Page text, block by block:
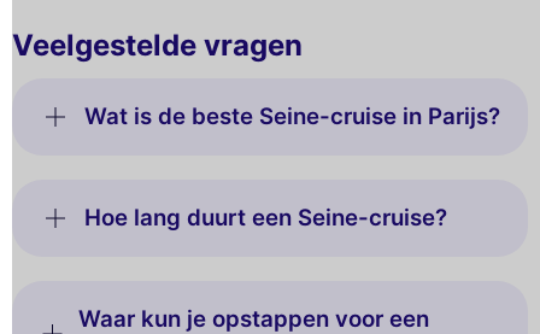
Veelgestelde vragen
Wat is de beste Seine-cruise in Parijs?
Hoe lang duurt een Seine-cruise?
Waar kun je opstappen voor een